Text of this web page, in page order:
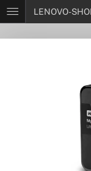
LENOVO-